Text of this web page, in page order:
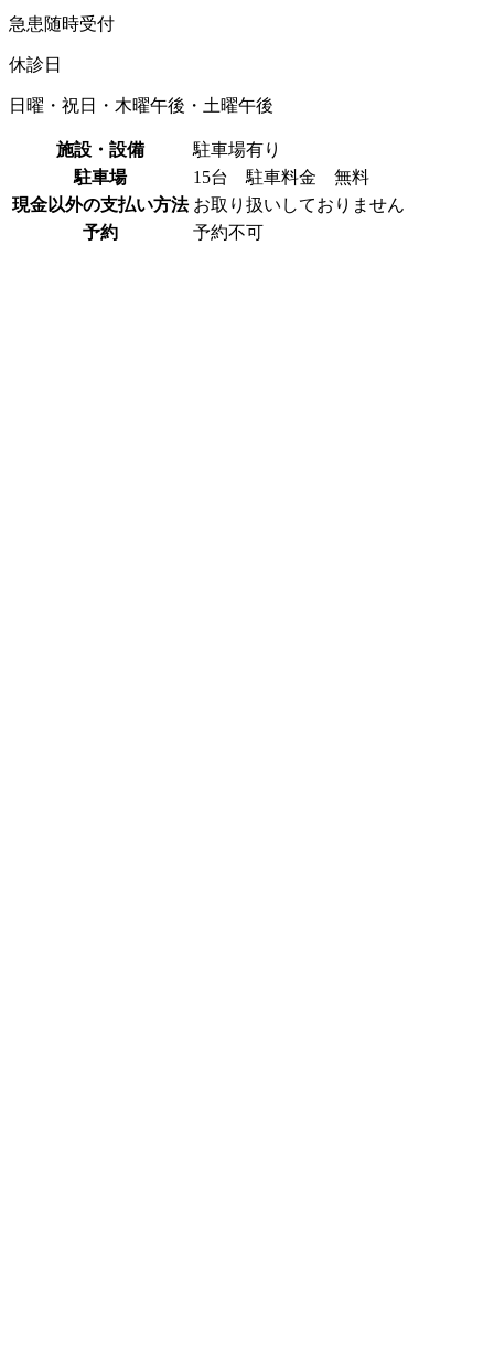
急患随時受付
休診日
日曜・祝日・木曜午後・土曜午後
施設・設備
駐車場有り
駐車場
15台 駐車料金 無料
現金以外の支払い方法 お取り扱いしておりません
予約
予約不可